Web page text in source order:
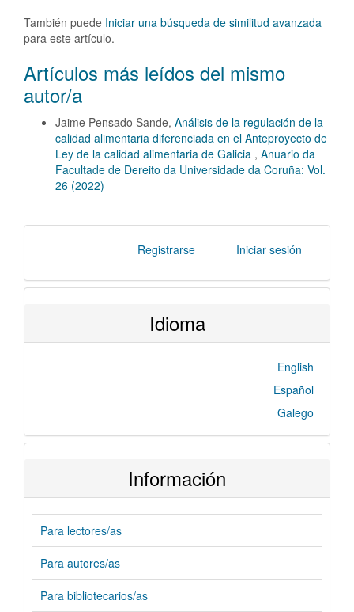
También puede Iniciar una búsqueda de similitud avanzada
para este artículo.
Artículos más leídos del mismo
autor/a
Jaime Pensado Sande, Análisis de la regulación de la
calidad alimentaria diferenciada en el Anteproyecto de
Ley de la calidad alimentaria de Galicia , Anuario da
Facultade de Dereito da Universidade da Coruña: Vol.
26 (2022)
Registrarse Iniciar sesión
Idioma
English
Español
Galego
Información
Para lectores/as
Para autores/as
Para bibliotecarios/as